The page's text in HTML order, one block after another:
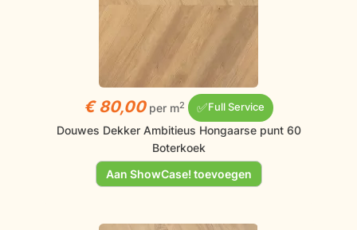
€ 80,00 per m2 ✅Full Service
Douwes Dekker Ambitieus Hongaarse punt 60
Boterkoek
Aan ShowCase! toevoegen